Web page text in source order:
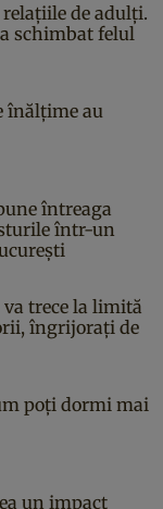
de adulți.
schimbat felul
înălțime au
întreaga
într-un
trece la limită
îngrijorați de
poți dormi mai
un impact